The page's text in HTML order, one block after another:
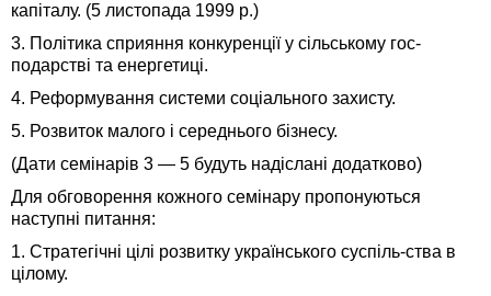
капіталу. (5 листопада 1999 р.)
3. Політика сприяння конкуренції у сільському гос-
подарстві та енергетиці.
4. Реформування системи соціального захисту.
5. Розвиток малого i середнього бізнесу.
(Дати семінарів 3 — 5 будуть надіслані додатково)
Для обговорення кожного семінару пропонуються
наступні питання:
1. Стратегічні цілі розвитку українського суспiль-ства в
цiлому.